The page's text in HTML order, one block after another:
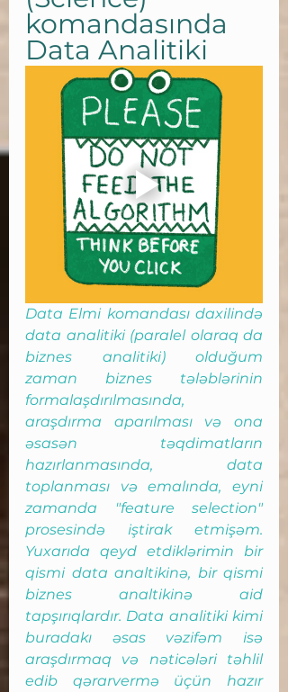
komandasında
Data Analitiki
Data Elmi komandası daxilində
data analitiki (paralel olaraq da
biznes analitiki) olduğum
zaman biznes tələblərinin
formalaşdırılmasında,
araşdırma aparılması və ona
əsasən təqdimatların
hazırlanmasında,  data
toplanması və emalında, eyni
zamanda "feature selection"
prosesində iştirak etmişəm.
Yuxarıda qeyd etdiklərimin bir
qismi data analtikinə, bir qismi
biznes analtikinə aid
tapşırıqlardır. Data analitiki kimi
buradakı əsas vəzifəm isə
araşdırmaq və nəticələri təhlil
edib qərarvermə üçün hazır